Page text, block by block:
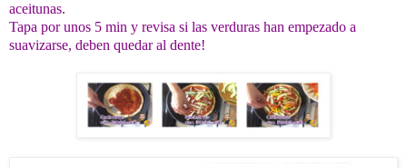
aceitunas.
Tapa por unos 5 min y revisa si las verduras han empezado a
suavizarse, deben quedar al dente!